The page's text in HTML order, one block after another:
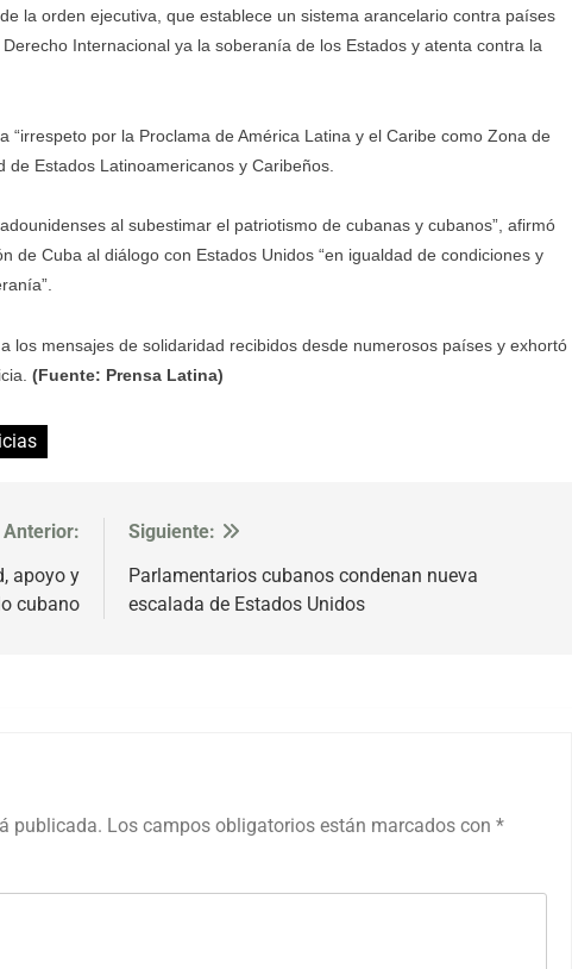
la orden ejecutiva, que establece un sistema arancelario contra países
Internacional ya la soberanía de los Estados y atenta contra la
“irrespeto por la Proclama de América Latina y el Caribe como Zona de
Estados Latinoamericanos y Caribeños.
al subestimar el patriotismo de cubanas y cubanos”, afirmó
de Cuba al diálogo con Estados Unidos “en igualdad de condiciones y
los mensajes de solidaridad recibidos desde numerosos países y exhortó
(Fuente: Prensa Latina)
Anterior:
apoyo y
cubano
Siguiente:
Parlamentarios cubanos condenan nueva
escalada de Estados Unidos
publicada. Los campos obligatorios están marcados con *